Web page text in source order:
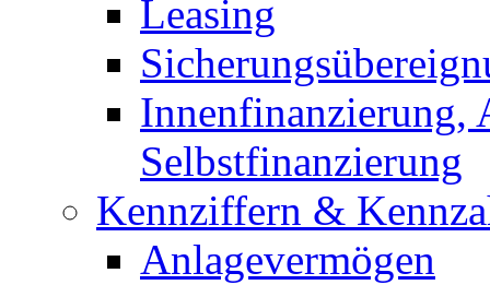
Leasing
Innenfinanzierung,
Selbstfinanzierung
Kennziffern &
Anlagevermögen